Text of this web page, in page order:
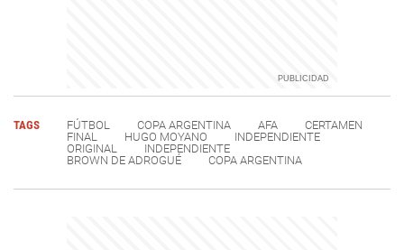
TAGS FÚTBOL COPA ARGENTINA AFA
CERTAMEN
FINAL
HUGO MOYANO
INDEPENDIENTE
ORIGINAL
INDEPENDIENTE
BROWN DE ADROGUÉ
COPA ARGENTINA